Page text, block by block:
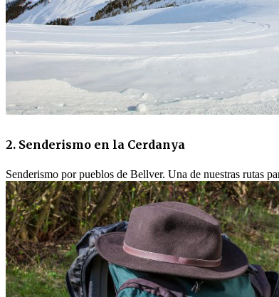
2. Senderismo en la Cerdanya
Senderismo por pueblos de Bellver. Una de nuestras rutas